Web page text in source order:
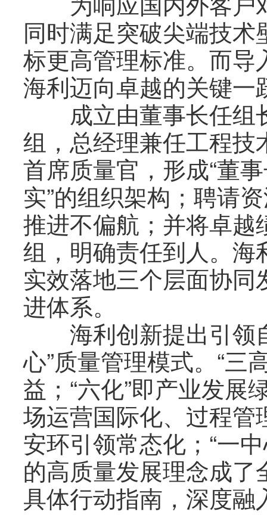
同时满足突破尖端技
标更高管理标准。而
海利迈向卓越的关键一
成立由董事长任组
组，总经理兼任工程
首席质量官，形成“董
实”的组织架构；聘请
推进不偏航；并将卓
组，明确责任到人。
实效落地三个层面协
进体系。
海利创新提出引领
心”质量管理模式。“三
益；“六化”即产业发展
场运营国际化、过程
安环引领常态化；“一
的高质量发展理念成
具体行动指南，深度融